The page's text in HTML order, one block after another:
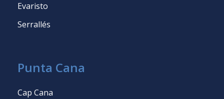
Evaristo
Serrallés
Punta Cana
Cap Cana